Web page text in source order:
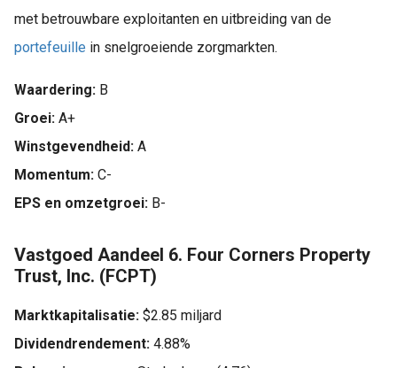
met betrouwbare exploitanten en uitbreiding van de
portefeuille in snelgroeiende zorgmarkten.
Waardering: B
Groei: A+
Winstgevendheid: A
Momentum: C-
EPS en omzetgroei: B-
Vastgoed Aandeel 6. Four Corners Property
Trust, Inc. (FCPT)
Marktkapitalisatie: $2.85 miljard
Dividendrendement: 4.88%